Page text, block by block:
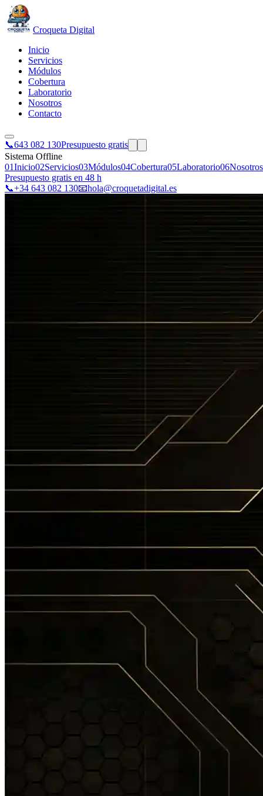
Croqueta Digital
Inicio
Servicios
Módulos
Cobertura
Laboratorio
Nosotros
Contacto
📞643 082 130Presupuesto gratis
Sistema Offline
01Inicio02Servicios03Módulos04Cobertura05Laboratorio06Nosotros
Presupuesto gratis en 48 h
📞+34 643 082 130📧hola@croquetadigital.es